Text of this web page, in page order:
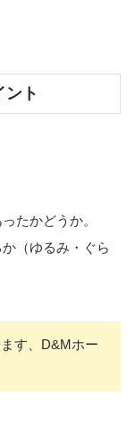
ント
たかどうか。
（ゆるみ・ぐら
す、D&Mホー